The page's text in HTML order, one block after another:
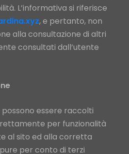
L’informativa si riferisce
, e pertanto, non
alla consultazione di altri
consultati dall’utente
possono essere raccolti
per funzionalità
al sito ed alla corretta
per conto di terzi